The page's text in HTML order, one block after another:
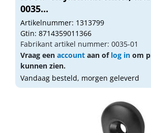
0035...
Artikelnummer: 1313799
Gtin: 8714359011366
Fabrikant artikel nummer: 0035-01
Vraag een account aan of log in om
kunnen zien.
Vandaag besteld, morgen geleverd